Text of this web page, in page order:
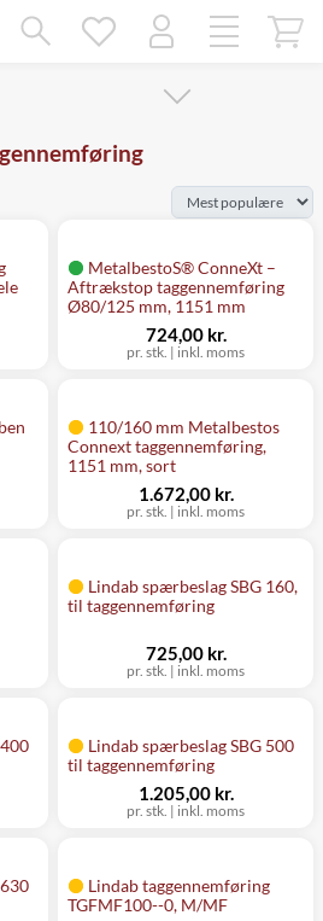
MetalbestoS® ConneXt –
Aftrækstop taggennemføring
Ø80/125 mm, 1151 mm
pr. stk. | inkl. moms
724,00 kr.
110/160 mm Metalbestos
Connext taggennemføring,
1151 mm, sort
pr. stk. | inkl. moms
1.672,00 kr.
Lindab spærbeslag SBG 160,
til taggennemføring
pr. stk. | inkl. moms
725,00 kr.
Lindab spærbeslag SBG 500
til taggennemføring
pr. stk. | inkl. moms
1.205,00 kr.
Lindab taggennemføring
TGFMF100--0, M/MF